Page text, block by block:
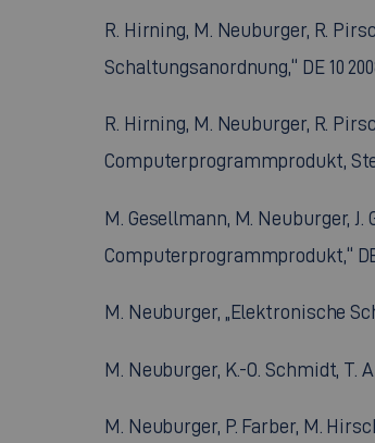
R. Hirning, M. Neuburger, R.
Schaltungsanordnung,“ DE 10
R. Hirning, M. Neuburger, R.
Computerprogrammprodukt,
M. Gesellmann, M. Neuburger,
Computerprogrammprodukt,“ DE
M. Neuburger, „Elektronische
M. Neuburger, K.-O. Schmidt, T.
M. Neuburger, P. Farber, M.